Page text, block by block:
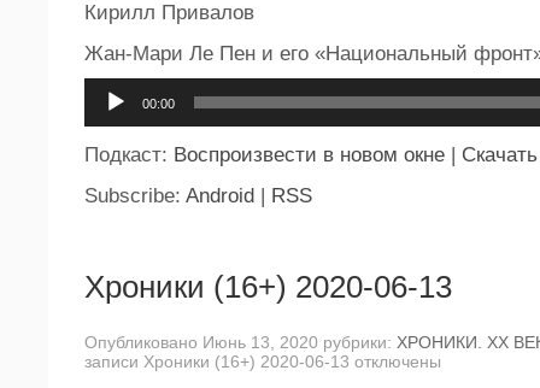
Кирилл Привалов
Жан-Мари Ле Пен и его «Национальный
00:00
Подкаст: Воспроизвести в новом окне
Скачать
Subscribe: Android RSS
Хроники (16+) 2020-06-13
Опубликовано Июнь 13, 2020 рубрики: ХРОНИКИ. ХХ
записи Хроники (16+) 2020-06-13 отключены